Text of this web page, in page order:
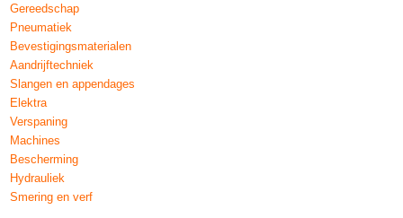
Gereedschap
Pneumatiek
Bevestigingsmaterialen
Aandrijftechniek
Slangen en appendages
Elektra
Verspaning
Machines
Bescherming
Hydrauliek
Smering en verf